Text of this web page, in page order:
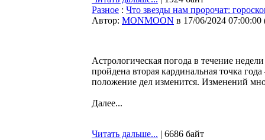
Разное : Что звезды нам пророчат:
Автор: MONMOON в 17/06/2024 07:00:00
Астрологическая погода в течение
пройдена вторая кардинальная точка
положение дел изменится. Изменений
Далее...
Читать дальше... | 6686 байт